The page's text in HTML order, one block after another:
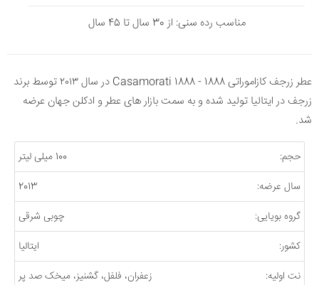
مناسب رده سنی: از 30 سال تا 45 سال
عطر زرجف کازاموراتی 1888 - 1888 Casamorati در سال ۲۰۱۳ توسط برند
زرجف در ایتالیا تولید شده و به سمت بازار های عطر و ادکلن جهان عرضه
شد.
حجم:
100 میلی لیتر
سال عرضه:
2013
گروه بویایی:
چوبی شرقی
کشور:
ایتالیا
نت اولیه:
زعفران، فلفل، گشنیز، میخک صد پر